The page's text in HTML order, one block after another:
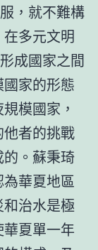
，就不難構
多元文明
成國家之間
家的形態
模國家，
者的挑戰
。蘇秉琦
華夏地區
治水是極
夏單一年